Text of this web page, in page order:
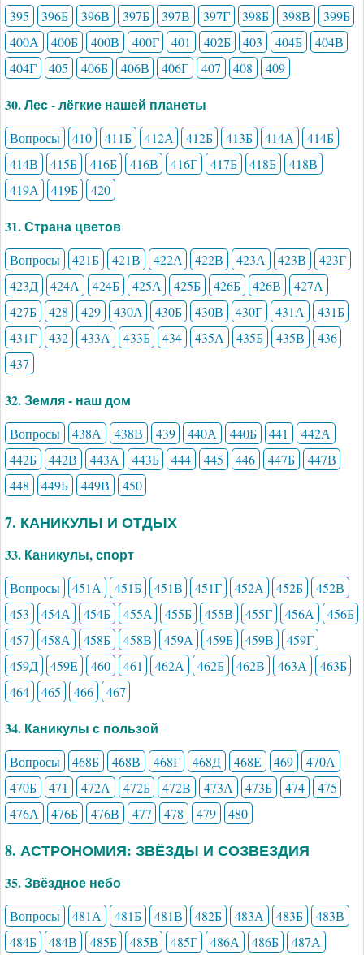
395 396Б 396В 397Б 397В 397Г 398Б 398В
399Б
400А
400Б 400В 400Г 401 402Б 403 404Б
404В
404Г
405 406Б 406В 406Г 407 408 409
30. Лес - лёгкие нашей планеты
Вопросы 410 411Б 412А 412Б 413Б 414А
414Б
414В
415Б 416Б 416В 416Г 417Б 418Б
418В
419А
419Б 420
31. Страна цветов
Вопросы 421Б 421В 422А 422В 423А 423В
423Г
423Д
424А 424Б 425А 425Б 426Б 426В
427А
427Б
428 429 430А 430Б 430В 430Г 431А
431Б
431Г
432 433А 433Б 434 435А 435Б 435В
436
437
32. Земля - наш дом
Вопросы 438А 438В 439 440А 440Б 441
442А
442Б
442В 443А 443Б 444 445 446 447Б
447В
448
449Б 449В 450
7. КАНИКУЛЫ И ОТДЫХ
33. Каникулы, спорт
Вопросы 451А 451Б 451В 451Г 452А 452Б
452В
453
454А 454Б 455А 455Б 455В 455Г 456А
456Б
457
458А 458Б 458В 459А 459Б 459В
459Г
459Д
459Е 460 461 462А 462Б 462В 463А
463Б
464
465 466 467
34. Каникулы с пользой
Вопросы 468Б 468В 468Г 468Д 468Е 469
470А
470Б
471 472А 472Б 472В 473А 473Б 474
475
476А
476Б 476В 477 478 479 480
8. АСТРОНОМИЯ: ЗВЁЗДЫ И СОЗВЕЗДИЯ
35. Звёздное небо
Вопросы 481А 481Б 481В 482Б 483А 483Б
483В
484Б
484В 485Б 485В 485Г 486А 486Б
487А